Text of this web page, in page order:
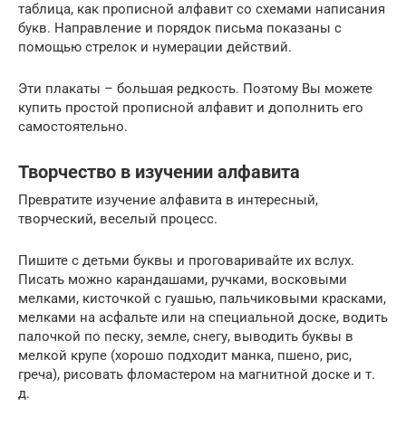
таблица, как прописной алфавит со схемами написания
букв. Направление и порядок письма показаны с
помощью стрелок и нумерации действий.
Эти плакаты – большая редкость. Поэтому Вы можете
купить простой прописной алфавит и дополнить его
самостоятельно.
Творчество в изучении алфавита
Превратите изучение алфавита в интересный,
творческий, веселый процесс.
Пишите с детьми буквы и проговаривайте их вслух.
Писать можно карандашами, ручками, восковыми
мелками, кисточкой с гуашью, пальчиковыми красками,
мелками на асфальте или на специальной доске, водить
палочкой по песку, земле, снегу, выводить буквы в
мелкой крупе (хорошо подходит манка, пшено, рис,
греча), рисовать фломастером на магнитной доске и т.
д.